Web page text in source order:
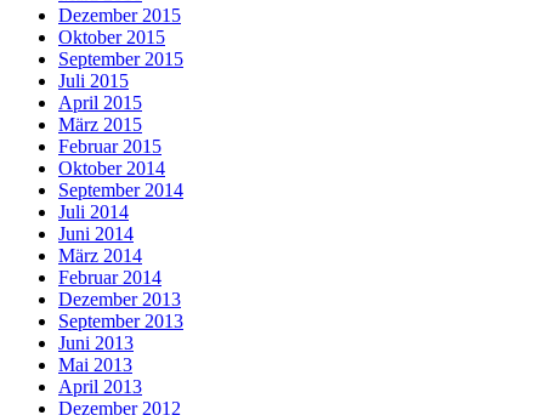
Dezember 2015
Oktober 2015
September 2015
Juli 2015
April 2015
März 2015
Februar 2015
Oktober 2014
September 2014
Juli 2014
Juni 2014
März 2014
Februar 2014
Dezember 2013
September 2013
Juni 2013
Mai 2013
April 2013
Dezember 2012